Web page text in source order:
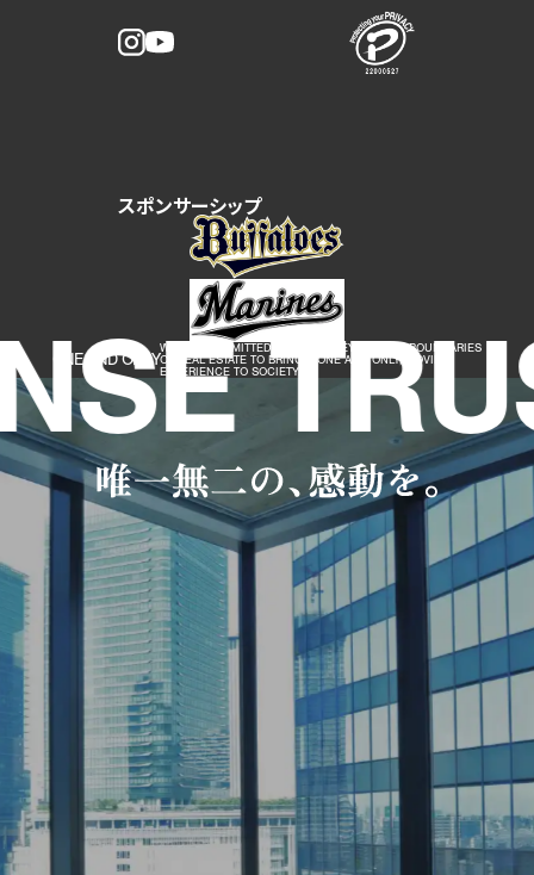
ONE AND ONLY
WE ARE COMMITTED TO GOING BEYOND THE BOUNDARIES
OF REAL ESTATE TO BRING A ONE AND ONLY, MOVING
EXPERIENCE TO SOCIETY.
スポンサーシップ